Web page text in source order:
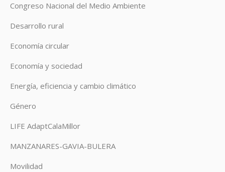
Congreso Nacional del Medio Ambiente
Desarrollo rural
Economía circular
Economía y sociedad
Energía, eficiencia y cambio climático
Género
LIFE AdaptCalaMillor
MANZANARES-GAVIA-BULERA
Movilidad